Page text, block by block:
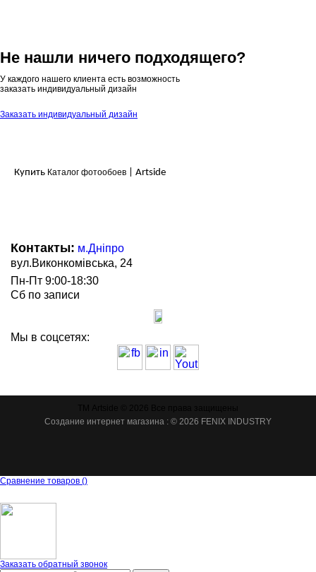
Не нашли ничего подходящего?
У каждого нашего клиента есть возможность
заказать индивидуальный дизайн
Заказать индивидуальный дизайн
Купить Каталог фотообоев | Artside
Контакты: м.Дніпро
вул.Виконкомівська, 24
Пн-Пт 9:00-18:30
Сб по записи
Мы в соцсетях:
Создание интернет магазина : © 2026 FENIX INDUSTRY
Сравнение товаров ()
Заказать обратный звонок